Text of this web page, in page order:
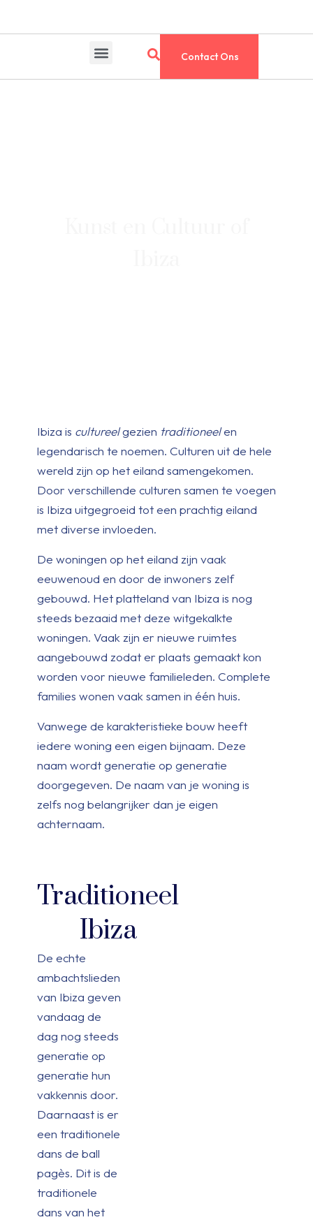
Contact Ons
Ibiza is cultureelgezien traditioneelen
legendarisch te noemen. Culturen uit de hele
wereld zijn op het eiland samengekomen.
Door verschillende culturen samen te voegen
is Ibiza uitgegroeid tot een prachtig eiland
met diverse invloeden.
De woningen op het eiland zijn vaak
eeuwenoud en door de inwoners zelf
gebouwd. Het platteland van Ibiza is nog
steeds bezaaid met deze witgekalkte
woningen. Vaak zijn er nieuwe ruimtes
aangebouwd zodat er plaats gemaakt kon
worden voor nieuwe familieleden. Complete
families wonen vaak samen in één huis.
Vanwege de karakteristieke bouw heeft
iedere woning een eigen bijnaam. Deze
naam wordt generatie op generatie
doorgegeven. De naam van je woning is
zelfs nog belangrijker dan je eigen
achternaam.
Traditioneel
Ibiza
De echte
ambachtslieden
van Ibiza geven
vandaag de
dag nog steeds
generatie op
generatie hun
vakkennis door.
Daarnaast is er
een traditionele
dans de ball
pagès. Dit is de
traditionele
dans van het